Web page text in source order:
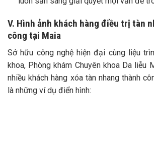
V. Hình ảnh khách hàng điều trị tàn
công tại Maia
Sở hữu công nghệ hiện đại cùng liệu
khoa, Phòng khám Chuyên khoa Da liễu
nhiều khách hàng xóa tàn nhang thành
là những ví dụ điển hình: